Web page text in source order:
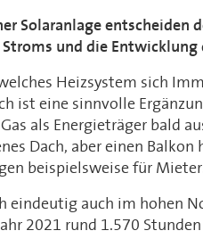
Solaranlage entscheiden
und die Entwicklung
Heizsystem sich
ist eine sinnvolle
als Energieträger bald
Dach, aber einen
beispielsweise für
eindeutig auch im hohen
2021 rund 1.570